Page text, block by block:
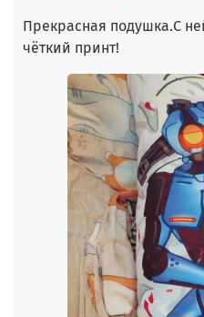
Прекрасная подушка.С
чёткий принт!